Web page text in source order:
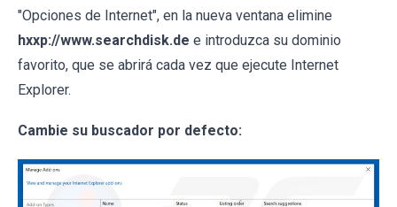
"Opciones de Internet", en la nueva ventana elimine
hxxp://www.searchdisk.de e introduzca su dominio
favorito, que se abrirá cada vez que ejecute Internet
Explorer.
Cambie su buscador por defecto: